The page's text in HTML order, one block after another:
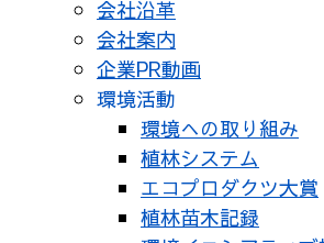
会社沿革
会社案内
企業PR動画
環境活動
環境への取り組み
植林システム
エコプロダクツ大賞
植林苗木記録